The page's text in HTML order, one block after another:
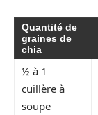
Quantité de
graines de
chia
½ à 1
cuillère à
soupe